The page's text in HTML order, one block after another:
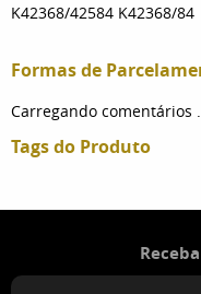
K42368/42584 K42368/84
Formas de
Carregando comentários ...
Tags do Produto